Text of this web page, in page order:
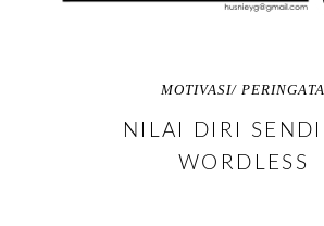
MOTIVASI/
NILAI DIRI
WORDLESS